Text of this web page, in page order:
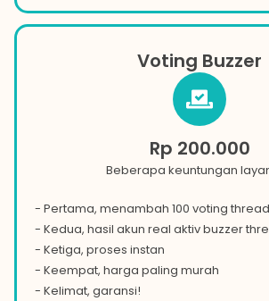
Voting Buzzer
Rp 200.000
Beberapa keuntungan
- Pertama, menambah 100 voting
- Kedua, hasil akun real aktiv buzzer
- Ketiga, proses instan
- Keempat, harga paling murah
- Kelimat, garansi!